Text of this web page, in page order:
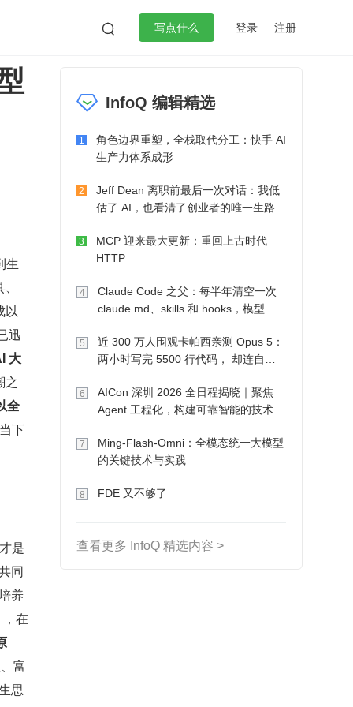
 写点什么 登录 注册
工作
微服务架构 flutter
生
迅
大
之
全
下
是
同
养
，在
富
思
InfoQ 编辑精选
1
角色边界重塑，全栈取代分工：快手 AI
生产力体系成形
2
Jeff Dean 离职前最后一次对话：我低
估了 AI，也看清了创业者的唯一生路
3
MCP 迎来最大更新：重回上古时代
HTTP
4
Claude Code 之父：每半年清空一次
claude.md、skills 和 hooks，模型自
5
近 300 万人围观卡帕西亲测 Opus 5：
两小时写完 5500 行代码， 却连自己
6
AICon 深圳 2026 全日程揭晓｜聚焦
Agent 工程化，构建可靠智能的技术路
7
Ming-Flash-Omni：全模态统一大模型
的关键技术与实践
8 FDE 又不够了
查看更多 InfoQ 精选内容 >